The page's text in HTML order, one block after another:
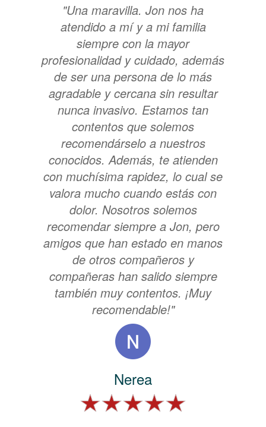
"Una maravilla. Jon nos ha
atendido a mí y a mi familia
siempre con la mayor
profesionalidad y cuidado, además
de ser una persona de lo más
agradable y cercana sin resultar
nunca invasivo. Estamos tan
contentos que solemos
recomendárselo a nuestros
conocidos. Además, te atienden
con muchísima rapidez, lo cual se
valora mucho cuando estás con
dolor. Nosotros solemos
recomendar siempre a Jon, pero
amigos que han estado en manos
de otros compañeros y
compañeras han salido siempre
también muy contentos. ¡Muy
recomendable!"
Nerea